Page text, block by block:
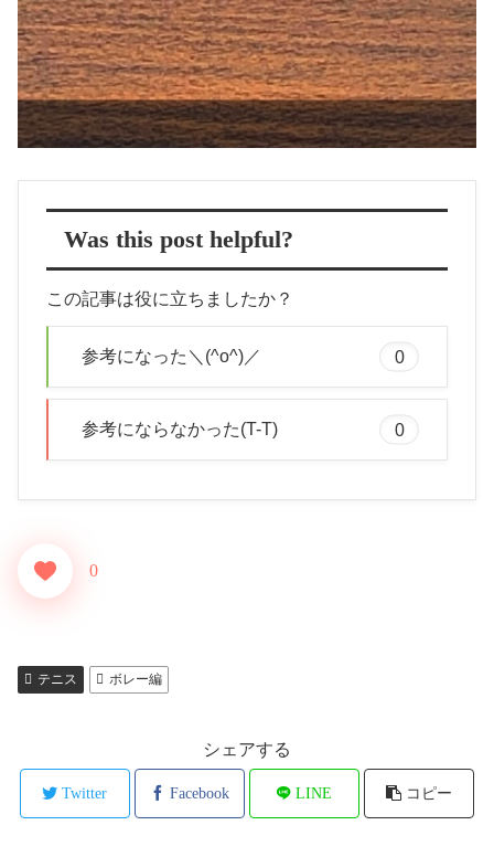
Was this post helpful?
この記事は役に立ちましたか？
参考になった＼(^o^)／ 0
参考にならなかった(T-T) 0
0
テニス ボレー編
シェアする
Twitter Facebook LINE コピー